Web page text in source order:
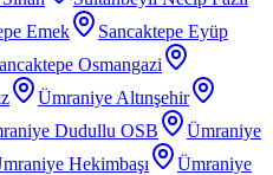
Emek
Sancaktepe Eyüp
Osmangazi
Ümraniye Altınşehir
Dudullu OSB
Ümraniye
Hekimbaşı
Ümraniye